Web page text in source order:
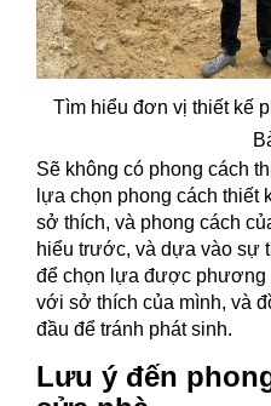
Tìm hiểu đơn vị thiết kế
Sẽ không có phong cách
lựa chọn phong cách thiết
sở thích, và phong cách
hiểu trước, và dựa vào sự
để chọn lựa được phương
với sở thích của mình, và
đầu để tránh phát sinh.
Lưu ý đến